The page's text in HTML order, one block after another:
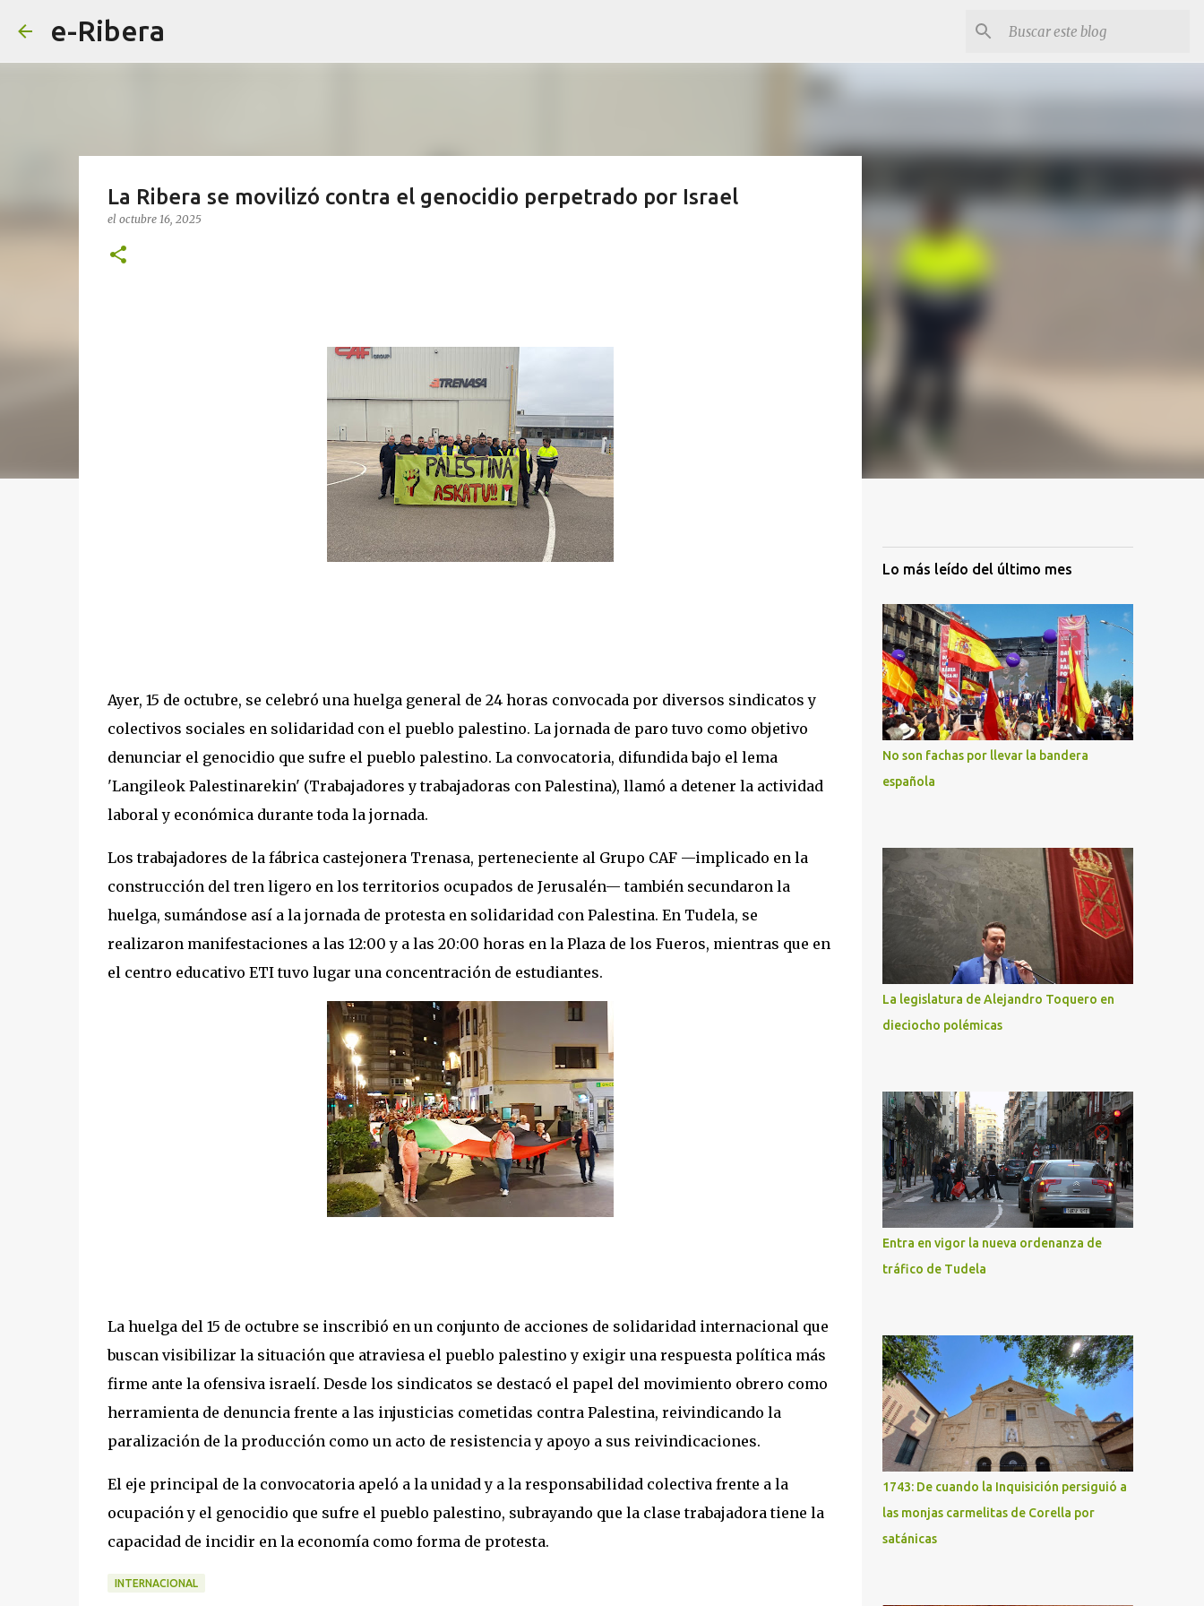
e-Ribera
La Ribera se movilizó contra el genocidio perpetrado por Israel
el octubre 16, 2025
Ayer, 15 de octubre, se celebró una huelga general de 24 horas convocada por diversos sindicatos y
colectivos sociales en solidaridad con el pueblo palestino. La jornada de paro tuvo como objetivo
denunciar el genocidio que sufre el pueblo palestino. La convocatoria, difundida bajo el lema
'Langileok Palestinarekin' (Trabajadores y trabajadoras con Palestina), llamó a detener la actividad
laboral y económica durante toda la jornada.
Los trabajadores de la fábrica castejonera Trenasa, perteneciente al Grupo CAF —implicado en la
construcción del tren ligero en los territorios ocupados de Jerusalén— también secundaron la
huelga, sumándose así a la jornada de protesta en solidaridad con Palestina. En Tudela, se
realizaron manifestaciones a las 12:00 y a las 20:00 horas en la Plaza de los Fueros, mientras que en
el centro educativo ETI tuvo lugar una concentración de estudiantes.
La huelga del 15 de octubre se inscribió en un conjunto de acciones de solidaridad internacional que
buscan visibilizar la situación que atraviesa el pueblo palestino y exigir una respuesta política más
firme ante la ofensiva israelí. Desde los sindicatos se destacó el papel del movimiento obrero como
herramienta de denuncia frente a las injusticias cometidas contra Palestina, reivindicando la
paralización de la producción como un acto de resistencia y apoyo a sus reivindicaciones.
El eje principal de la convocatoria apeló a la unidad y a la responsabilidad colectiva frente a la
ocupación y el genocidio que sufre el pueblo palestino, subrayando que la clase trabajadora tiene la
capacidad de incidir en la economía como forma de protesta.
INTERNACIONAL
Lo más leído del último mes
No son fachas por llevar la bandera
española
La legislatura de Alejandro Toquero en
dieciocho polémicas
Entra en vigor la nueva ordenanza de
tráfico de Tudela
1743: De cuando la Inquisición persiguió a
las monjas carmelitas de Corella por
satánicas